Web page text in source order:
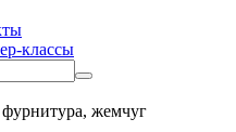
классы
жемчуг